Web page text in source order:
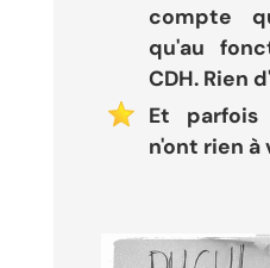
compte
qu'au
CDH. Rien
Et
n'ont rien à